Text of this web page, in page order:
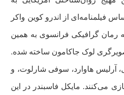
فیلمنامه‌ای از اندرو کوین واکر
گرافیکی فرانسوی به همین
لوک جاکامون ساخته شده.
آرلیس هاوارد، سوفی شارلوت، و
می‌کنند. مایکل فاسبندر در این